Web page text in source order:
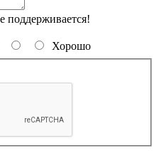
поддерживается!
Хорошо